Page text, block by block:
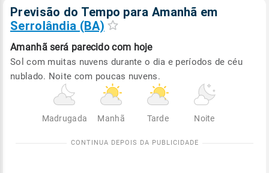
Previsão do Tempo para Amanhã em
Serrolândia (BA)
Amanhã será parecido com hoje
Sol com muitas nuvens durante o dia e períodos de céu
nublado. Noite com poucas nuvens.
Madrugada Manhã Tarde Noite